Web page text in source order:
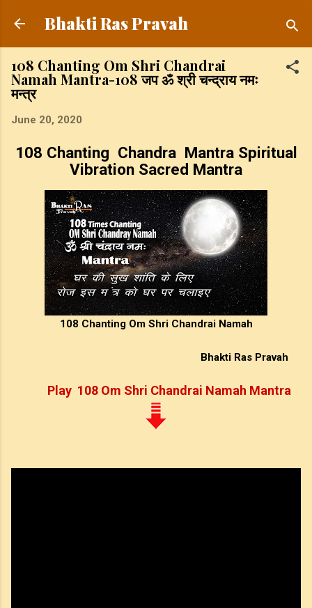
Skip to main content
Bhakti Ras Pravah
108 Chanting Om Shri Chandrai
Namah Mantra-108 जप ॐ श्री चन्द्राय नमः
मन्त्र
June 20, 2020
108 Chanting Chandra Mantra Spiritual
Vibration Sacred Mantra
108 Chanting Om Shri Chandrai Namah
Bhakti Ras Pravah
Play 108 Om Shri Chandrai Namah Mantra